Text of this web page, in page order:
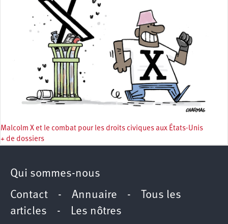
Malcolm X et le combat pour les droits civiques aux États-Unis
+ de dossiers
Qui sommes-nous
Contact - Annuaire -
Tous les
articles - Les nôtres